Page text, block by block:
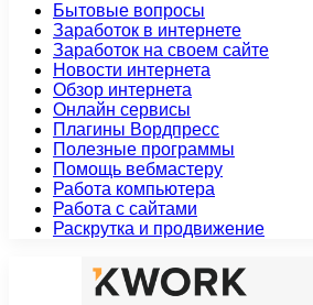
Бытовые вопросы
Заработок в интернете
Заработок на своем сайте
Новости интернета
Обзор интернета
Онлайн сервисы
Плагины Вордпресс
Полезные программы
Помощь вебмастеру
Работа компьютера
Работа с сайтами
Раскрутка и продвижение